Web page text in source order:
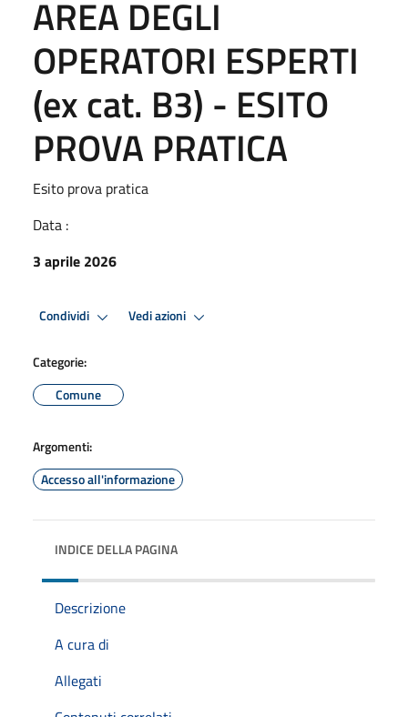
AREA DEGLI
OPERATORI ESPERTI
(ex cat. B3) - ESITO
PROVA PRATICA
Esito prova pratica
Data :
3 aprile 2026
Condividi Vedi azioni
Categorie:
Comune
Argomenti:
Accesso all'informazione
INDICE DELLA PAGINA
Descrizione
A cura di
Allegati